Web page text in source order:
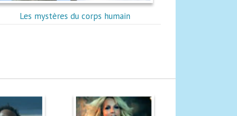
Les mystères du corps humain